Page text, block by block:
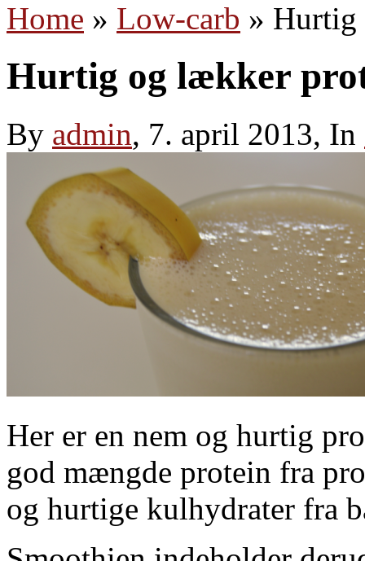
Home » Low-carb » Hurtig
Hurtig og lækker
By admin, 7. april 2013, In
Her er en nem og hurtig
god mængde protein fra
og hurtige kulhydrater fra